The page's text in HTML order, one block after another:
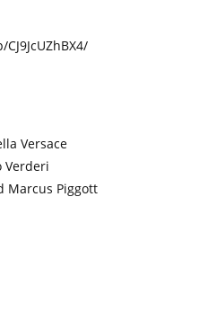
Versace
Verderi
Marcus Piggott